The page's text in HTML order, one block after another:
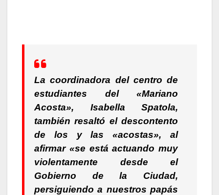
La coordinadora del centro de
estudiantes del «Mariano
Acosta», Isabella Spatola,
también resaltó el descontento
de los y las«acostas», al
afirmar «se está actuando muy
violentamente desde el
Gobierno de la Ciudad,
persiguiendo a nuestros papás